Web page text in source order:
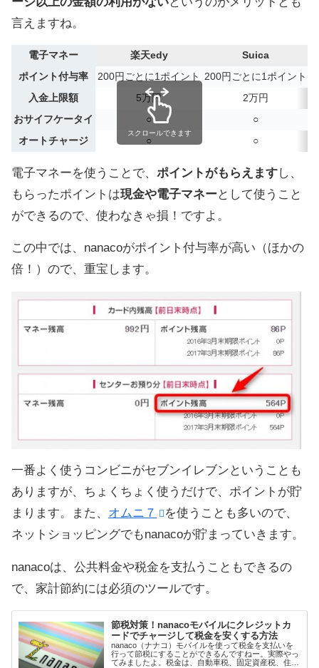
言えますね。
電子マネー 楽天edy
Suica
ポイント付与率
200円ごとに1ポイント 200円ごとに1ポイント
入金上限額
5万円
2万円
おサイフケータイ
○
○
オートチャージ
○ ○
スクロールできます
電子マネーを使うことで、 ポイントがもらえますし、
もらったポイントは現金や電子マネーとして使うこと
ができるので、使わなきゃ損！ですよ。
この中では、nanacoがポイント付与率が高い（ほかの
倍！）ので、重宝します。
一番よく使うコンビニがセブンイレブンということも
ありますが、ちょくちょく使うだけで、ポイントが貯
まります。また、 オムニ７
を使うことも多いので、
ネットショッピングでもnanacoが貯まっていきます。
nanacoは、公共料金や税金を支払うこともできるの
で、家計節約には必須のツールです。
節税対策！nanacoモバイルにクレジットカ
ードでチャージして税金を安くする方法
nanaco（ナナコ）モバイルを使って税金を支払いを
行って節税にすることができるんですねー。実際やっ
てみましたよ。税金は、自動車税、固定資産税、住民